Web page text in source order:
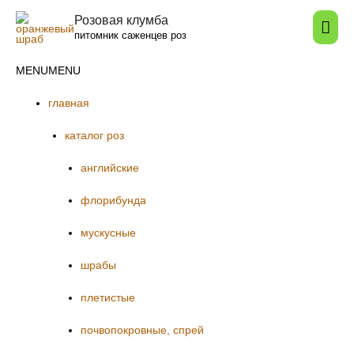
Розовая клумба
питомник саженцев роз
MENU MENU
главная
каталог роз
английские
флорибунда
мускусные
шрабы
плетистые
почвопокровные, спрей